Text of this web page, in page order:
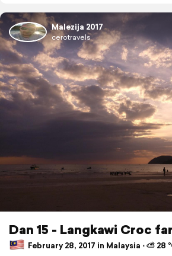
Malezija 2017
cerotravels
Dan 15 - Langkawi Croc
February 28, 2017 in Malaysia ⋅ ⛅ 28